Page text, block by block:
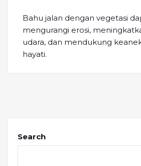
Bahu jalan dengan vegetasi
mengurangi erosi,
udara, dan mendukung
hayati.
Search